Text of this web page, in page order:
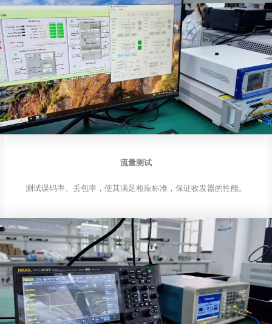
流量测试
测试误码率、丢包率，使其满足相应标准，保证收发器的性能。